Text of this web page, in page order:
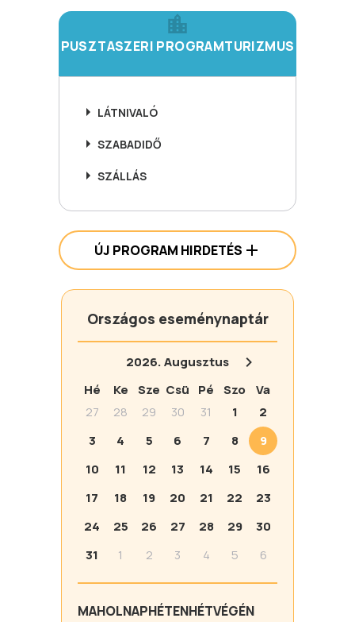
PUSZTASZERI PROGRAMTURIZMUS
LÁTNIVALÓ
SZABADIDŐ
SZÁLLÁS
ÚJ PROGRAM HIRDETÉS
Országos eseménynaptár
2026.Augusztus
Hé
Ke Sze Csü Pé Szo
Va
27
28 29 30 31 1
2
3
4 5 6 7 8
9
10
11 12 13 14 15
16
17
18 19 20 21 22
23
24
25 26 27 28 29
30
31
1 2 3 4 5 6
MAHOLNAPHÉTENHÉTVÉGÉN